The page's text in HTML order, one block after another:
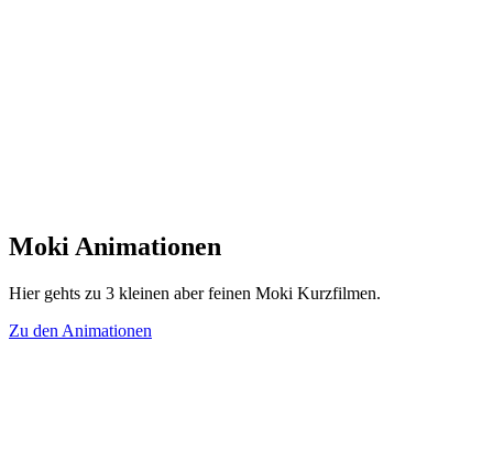
Moki Animationen
Hier gehts zu 3 kleinen aber feinen Moki Kurzfilmen.
Zu den Animationen